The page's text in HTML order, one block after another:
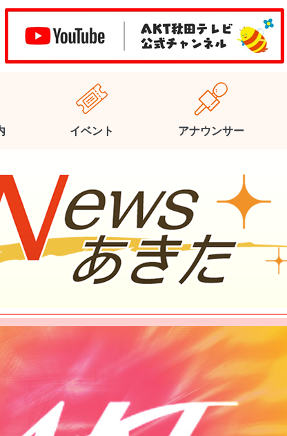
イベント アナウンサー